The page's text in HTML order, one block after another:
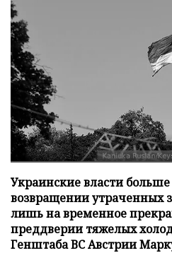
Украинские власти
возвращении утраченных
лишь на временное
преддверии тяжелых
Генштаба ВС Австрии